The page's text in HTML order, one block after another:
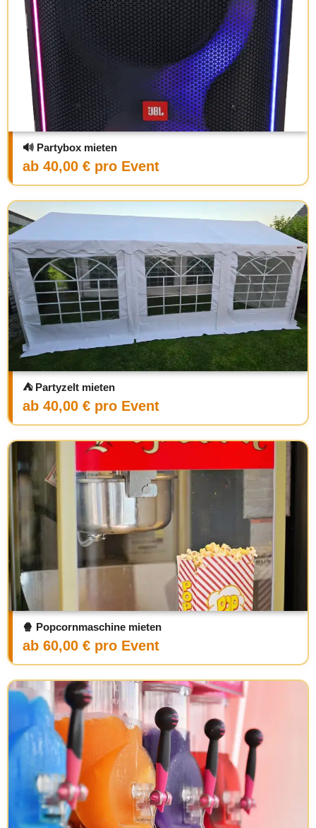
🔊 Partybox mieten
ab 40,00 € pro Event
⛺ Partyzelt mieten
ab 40,00 € pro Event
🍿 Popcornmaschine mieten
ab 60,00 € pro Event